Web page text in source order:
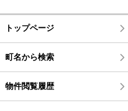
トップページ
町名から検索
物件閲覧履歴